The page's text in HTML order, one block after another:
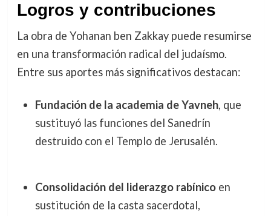
Logros y contribuciones
La obra de Yohanan ben Zakkay puede resumirse
en una transformación radical del judaísmo.
Entre sus aportes más significativos destacan:
Fundación de la academia de Yavneh, que
sustituyó las funciones del Sanedrín
destruido con el Templo de Jerusalén.
Consolidación del liderazgo rabínicoen
sustitución de la casta sacerdotal,